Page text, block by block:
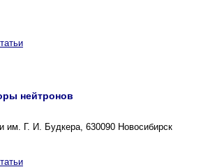
нейтронов
им. Г. И. Будкера, 630090 Новосибирск